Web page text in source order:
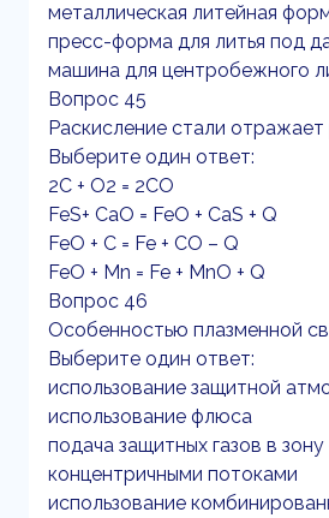
металлическая литейная
пресс-форма для литья под
машина для центробежного
Вопрос 45
Раскисление стали отражает
Выберите один ответ:
2С + O2 = 2СO
FeS+ CaO = FeO + CaS + Q
FeO + C = Fe + CO – Q
FeO + Mn = Fe + MnO + Q
Вопрос 46
Особенностью плазменной
Выберите один ответ:
использование защитной
использование флюса
подача защитных газов в
концентричными потоками
использование